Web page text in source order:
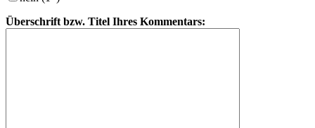
Überschrift bzw. Titel Ihres Kommentars: